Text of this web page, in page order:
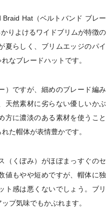
Hat（ベルトバンド ブレー
りよけるワイドブリムが特徴の
夏らしく、ブリムエッジのパイ
なブレードハットです。
）ですが、細めのブレード編み
天然素材に劣らない優しいかぶ
方に濃淡のある素材を使うこと
た帽体が表情豊かです。
（くぼみ）がほぼまっすぐのセ
値もやや短めですが、帽体に独
ト感は悪くないでしょう。ブリ
プ気味でもかぶれます。